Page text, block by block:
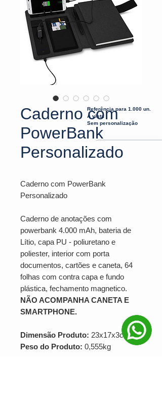
Caderno com
PowerBank
Personalizado
Caderno com PowerBank
Personalizado
Caderno de anotações com
powerbank 4.000 mAh, bateria de
Lítio, capa PU - poliuretano e
poliester, interior com porta
documentos, cartões e caneta, 64
folhas com contra capa e fundo
plástica, fechamento magnetico.
NÃO ACOMPANHA CANETA E
SMARTPHONE.
Dimensão Produto: 23x17x3cm
Peso do Produto: 0,555kg
Referência para 1.000 un.
À vista
Sem personalização